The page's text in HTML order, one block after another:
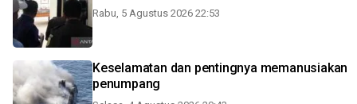
Rabu, 5 Agustus 2026 22:53
Keselamatan dan pentingnya memanusiakan
penumpang